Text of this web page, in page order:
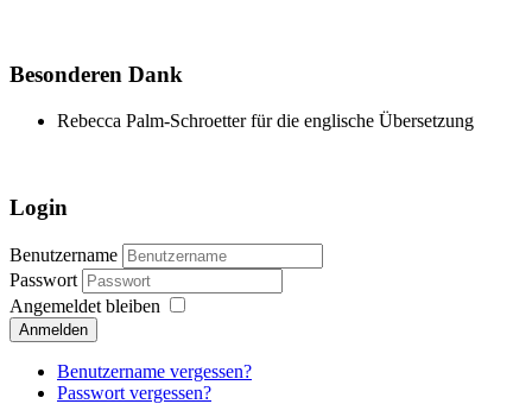
Besonderen Dank
Rebecca Palm-Schroetter für die englische Übersetzung
Login
Benutzername
Passwort
Angemeldet bleiben
Anmelden
Benutzername vergessen?
Passwort vergessen?